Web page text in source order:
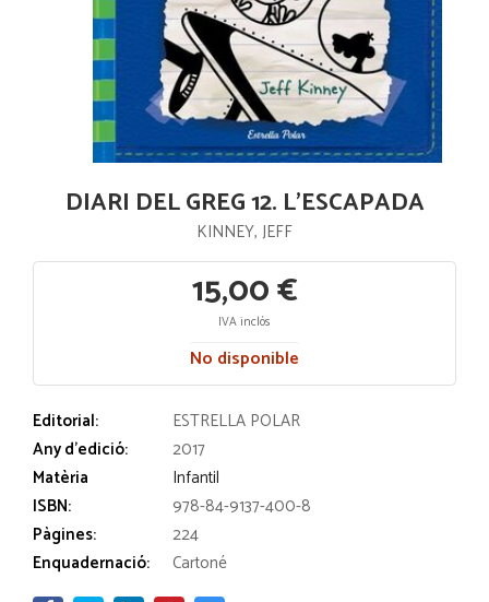
DIARI DEL GREG 12. L'ESCAPADA
KINNEY, JEFF
15,00 €
IVA inclós
No disponible
Editorial:
ESTRELLA POLAR
Any d'edició:
2017
Matèria
Infantil
ISBN:
978-84-9137-400-8
Pàgines:
224
Enquadernació:
Cartoné